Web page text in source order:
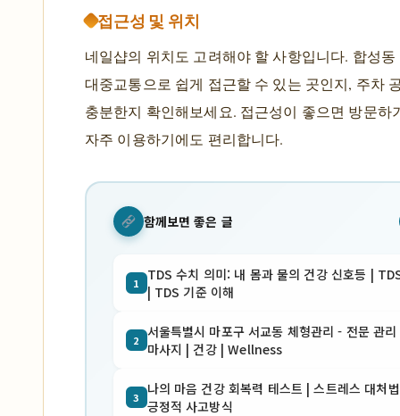
접근성 및 위치
네일샵의 위치도 고려해야 할 사항입니다. 합성동
대중교통으로 쉽게 접근할 수 있는 곳인지, 주차
충분한지 확인해보세요. 접근성이 좋으면 방문하
자주 이용하기에도 편리합니다.
함께보면 좋은 글
1 TDS 수치 의미: 내 몸과 물의 건강 신호등 |
| TDS 기준 이해
2 서울특별시 마포구 서교동 체형관리 - 전문 관
마사지 | 건강 | Wellness
3 나의 마음 건강 회복력 테스트 | 스트레스 대처
긍정적 사고방식